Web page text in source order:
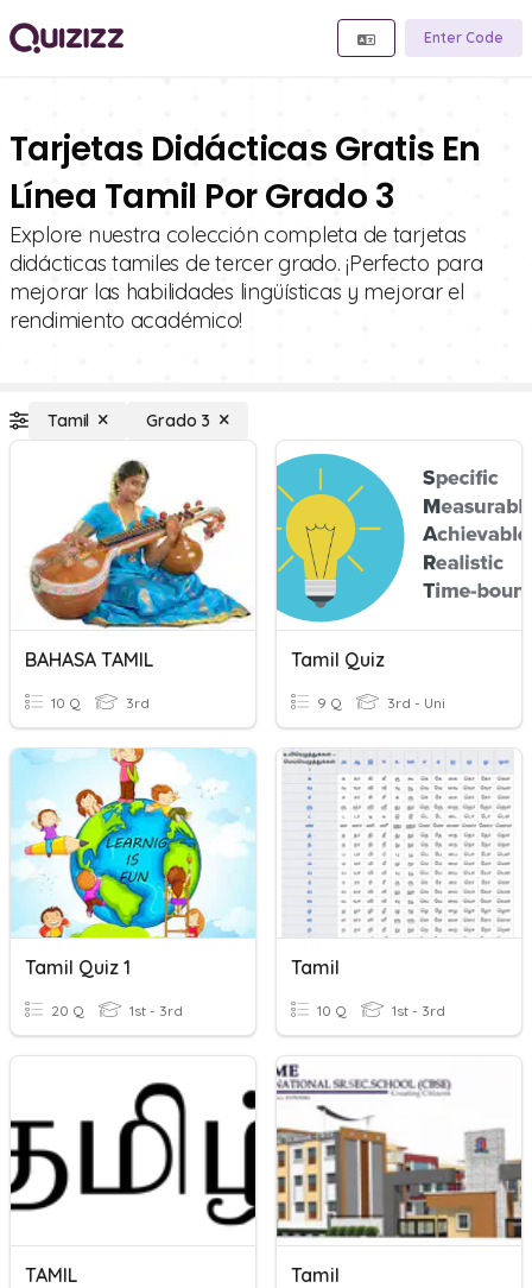
Enter Code
Tarjetas Didácticas Gratis En
Línea Tamil Por Grado 3
Explore nuestra colección completa de tarjetas
didácticas tamiles de tercer grado. ¡Perfecto para
mejorar las habilidades lingüísticas y mejorar el
rendimiento académico!
Tamil Grado 3
BAHASA TAMIL
10 Q 3rd
Tamil Quiz
9 Q 3rd - Uni
Tamil Quiz 1
20 Q 1st - 3rd
Tamil
10 Q 1st - 3rd
TAMIL Tamil